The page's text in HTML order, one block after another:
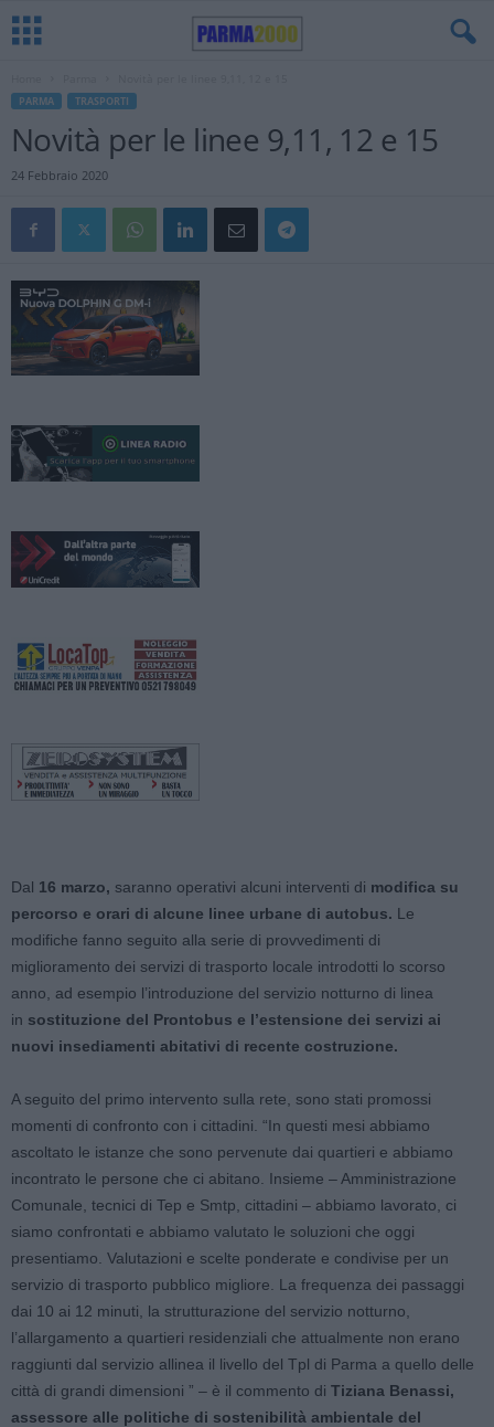
PARMA TRASPORTI
Novità per le linee 9,11, 12 e 15
24 Febbraio 2020
Dal 16 marzo, saranno operativi alcuni interventi di modifica su
percorso e orari di alcune linee urbane di autobus. Le
modifiche fanno seguito alla serie di provvedimenti di
miglioramento dei servizi di trasporto locale introdotti lo scorso
anno, ad esempio l’introduzione del servizio notturno di linea
in sostituzione del Prontobus e l’estensione dei servizi ai
nuovi insediamenti abitativi di recente costruzione.
A seguito del primo intervento sulla rete, sono stati promossi
momenti di confronto con i cittadini. “In questi mesi abbiamo
ascoltato le istanze che sono pervenute dai quartieri e abbiamo
incontrato le persone che ci abitano. Insieme – Amministrazione
Comunale, tecnici di Tep e Smtp, cittadini – abbiamo lavorato, ci
siamo confrontati e abbiamo valutato le soluzioni che oggi
presentiamo. Valutazioni e scelte ponderate e condivise per un
servizio di trasporto pubblico migliore. La frequenza dei passaggi
dai 10 ai 12 minuti, la strutturazione del servizio notturno,
l’allargamento a quartieri residenziali che attualmente non erano
raggiunti dal servizio allinea il livello del Tpl di Parma a quello delle
città di grandi dimensioni ” – è il commento di Tiziana Benassi,
assessore alle politiche di sostenibilità ambientale del